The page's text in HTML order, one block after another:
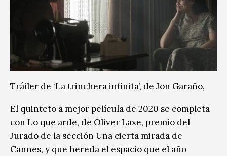
Tráiler de ‘La trinchera infinita’, de Jon Garaño,
El quinteto a mejor película de 2020 se completa
con Lo que arde, de Oliver Laxe, premio del
Jurado de la sección Una cierta mirada de
Cannes, y que hereda el espacio que el año